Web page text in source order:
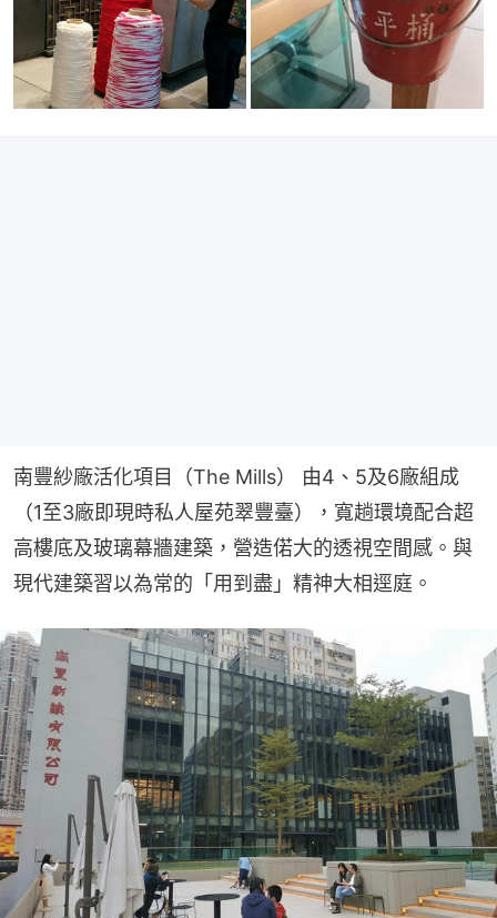
南豐紗廠活化項目（The Mills） 由4、5及6廠組成
（1至3廠即現時私人屋苑翠豐臺），寬趟環境配合超
高樓底及玻璃幕牆建築，營造偌大的透視空間感。與
現代建築習以為常的「用到盡」精神大相逕庭。